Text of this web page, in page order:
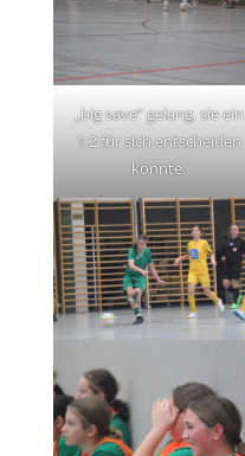
„big save“ gelang, sie ein
1:2 für sich entscheiden
konnte.